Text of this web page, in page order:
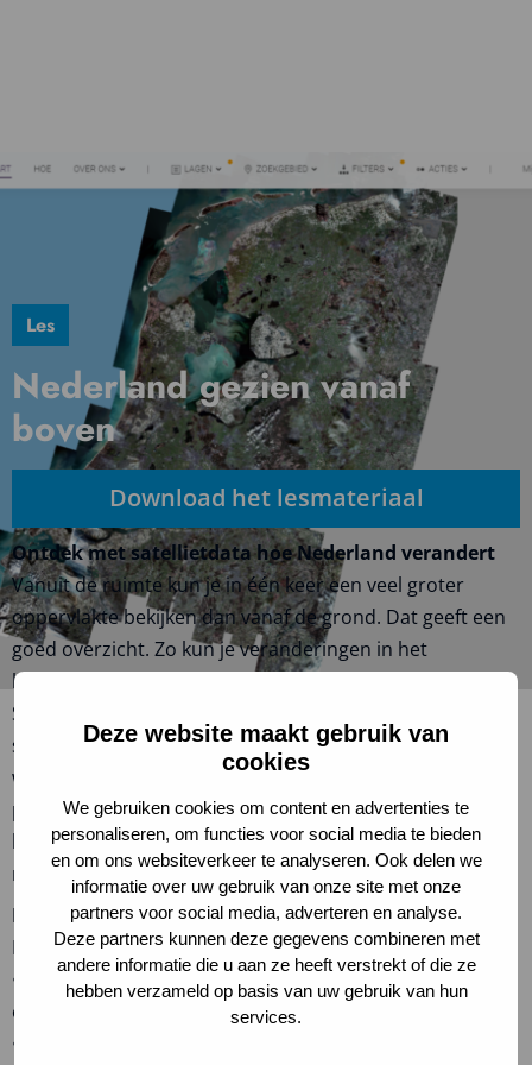
Deze website maakt gebruik van
cookies
We gebruiken cookies om content en advertenties te
personaliseren, om functies voor social media te bieden
en om ons websiteverkeer te analyseren. Ook delen we
informatie over uw gebruik van onze site met onze
partners voor social media, adverteren en analyse.
Deze partners kunnen deze gegevens combineren met
andere informatie die u aan ze heeft verstrekt of die ze
hebben verzameld op basis van uw gebruik van hun
services.
Nederland gezien vanaf
boven
Les
Download het lesmateriaal
Ontdek met satellietdata hoe Nederland verandert
Vanuit de ruimte kun je in één keer een veel groter
oppervlakte bekijken dan vanaf de grond. Dat geeft een
goed overzicht. Zo kun je veranderingen in het
landschap goed in de gaten houden. Met het
Satellietdataportaal krijgen leerlingen zelf toegang tot
satellietbeelden. Superinteressant om te onderzoeken
welke veranderingen er in hun eigen omgeving
plaatsgevonden hebben. Of om vanuit de ruimte te
kijken naar het ontstaan van de Marker Wadden, het
nieuwste stukje Nederland.
Lesdoelen
Leerlingen leren:
• dat hun leefomgeving continu aan verandering
onderhevig is
• dat satellieten een technologische toepassing zijn,